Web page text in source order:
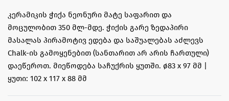
კერამიკის ჭიქა ნეონური მატე საფარით და
მოცულობით 350 მლ-მდე. ჭიქის გარე ზედაპირი
მასალას პირამოტივ ედება და საშუალებას აძლევს
Chalk-ის გამოყენებით (სანთარით არ არის ჩართული)
დაეწეროთ. მიეწოდება საჩუქრის ყუთში. ø83 x 97 მმ |
ყუთი: 102 x 117 x 88 მმ